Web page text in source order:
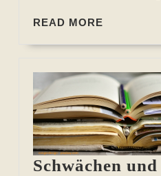
READ MORE
Schwächen